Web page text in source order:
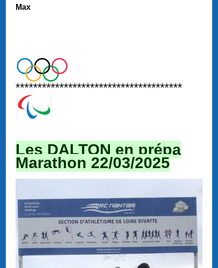
Max
**************************************
Les DALTON en prépa
Marathon 22/03/2025